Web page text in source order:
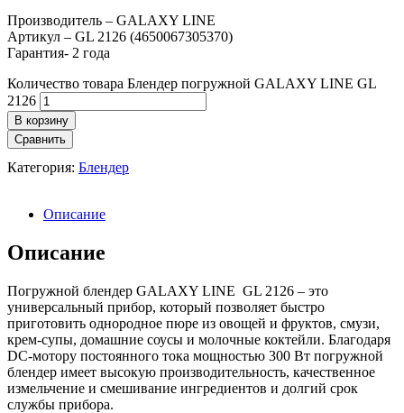
Производитель – GALAXY LINE
Артикул – GL 2126 (4650067305370)
Гарантия- 2 года
Количество товара Блендер погружной GALAXY LINE GL
2126
В корзину
Сравнить
Категория: Блендер
Описание
Описание
Погружной блендер GALAXY LINE GL 2126 – это
универсальный прибор, который позволяет быстро
приготовить однородное пюре из овощей и фруктов, смузи,
крем-супы, домашние соусы и молочные коктейли. Благодаря
DC-мотору постоянного тока мощностью 300 Вт погружной
блендер имеет высокую производительность, качественное
измельчение и смешивание ингредиентов и долгий срок
службы прибора.